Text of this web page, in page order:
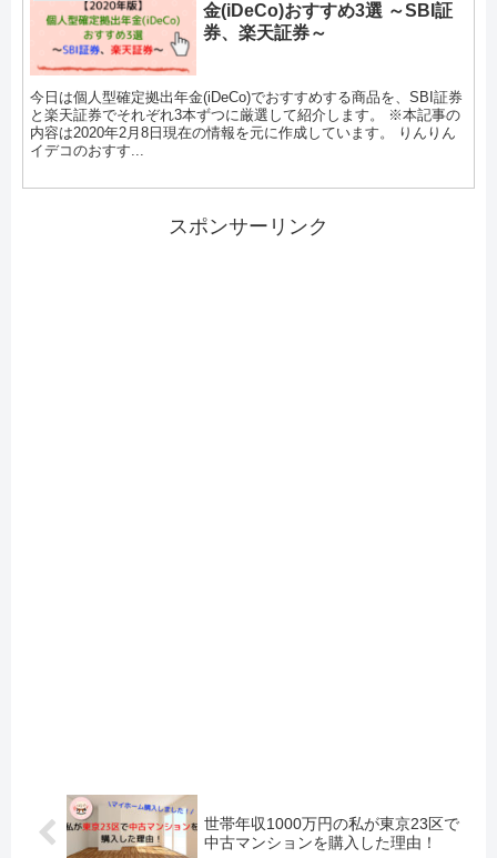
金(iDeCo)おすすめ3選 ～SBI証
券、楽天証券～
今日は個人型確定拠出年金(iDeCo)でおすすめする商品を、SBI証券
と楽天証券でそれぞれ3本ずつに厳選して紹介します。 ※本記事の
内容は2020年2月8日現在の情報を元に作成しています。 りんりん
イデコのおすす...
スポンサーリンク
世帯年収1000万円の私が東京23区で
中古マンションを購入した理由！